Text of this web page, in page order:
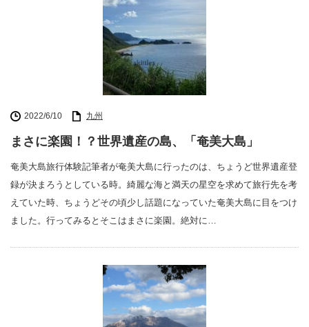
2022/6/10 九州
まさに楽園！？世界遺産の島、「奄美大島」
奄美大島旅行体験記筆者が奄美大島に行ったのは、ちょうど世界遺産登
録が決まろうとしている時。綺麗な海と満天の星空を求めて旅行先を考
えていた時、ちょうどその頃少し話題になっていた奄美大島に目をつけ
ました。行ってみるとそこはまさに楽園。絶対に…